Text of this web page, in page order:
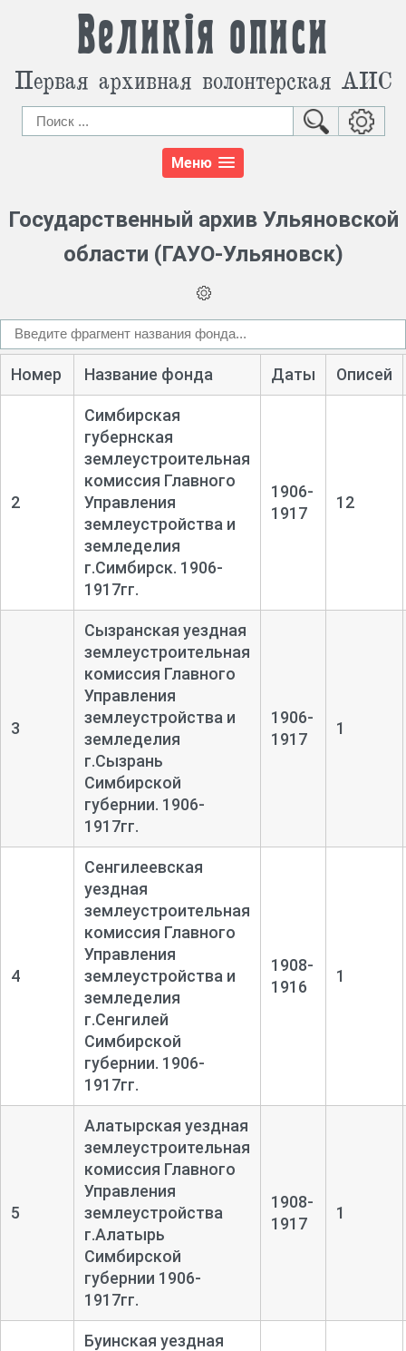
Великія описи
Первая архивная волонтерская АИС
Меню
Государственный архив Ульяновской
области (ГАУО-Ульяновск)
Номер Название фонда Даты Описей
2
Симбирская
губернская
землеустроительная
комиссия Главного
Управления
землеустройства и
земледелия
г.Симбирск. 1906-
1917гг.
1906-
1917
12
3
Сызранская уездная
землеустроительная
комиссия Главного
Управления
землеустройства и
земледелия
г.Сызрань
Симбирской
губернии. 1906-
1917гг.
1906-
1917
1
4
Сенгилеевская
уездная
землеустроительная
комиссия Главного
Управления
землеустройства и
земледелия
г.Сенгилей
Симбирской
губернии. 1906-
1917гг.
1908-
1916
1
5
Алатырская уездная
землеустроительная
комиссия Главного
Управления
землеустройства
г.Алатырь
Симбирской
губернии 1906-
1917гг.
1908-
1917
1
Буинская уездная